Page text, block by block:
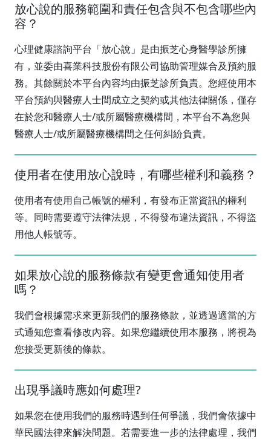
放心說的服務範圍和責任包含與不包含哪些內
容？
心理健康諮詢平台「放心說」是由振芝心身醫學診所擁
有，並委由喜業科技股份有限公司協助管理媒合及預約服
務。其餘關於本平台內容均由振芝診所負責。您經使用本
平台預約與醫療人士間成立之契約或其他法律關係，僅存
在於您和醫療人士/或所屬醫療機構間，本平台不為您與
醫療人士/或所屬醫療機構間之任何糾紛負責。
使用者在使用放心說時，有哪些權利和義務？
使用者有使用自己帳號的權利，有發布正當資訊的權利
等。同時需要遵守法律法規，不得發布違法資訊，不得盜
用他人帳號等。
如果放心說的服務條款有變更會通知使用者
嗎？
我們會根據需求來更新我們的服務條款，並透過適當的方
式通知您查看修改內容。如果您繼續使用本服務，將視為
您接受更新後的條款。
出現爭議時應如何處理?
如果您在使用我們的服務時遇到任何爭議，我們會依據中
華民國法律來解決問題。若需要進一步的法律處理，我們